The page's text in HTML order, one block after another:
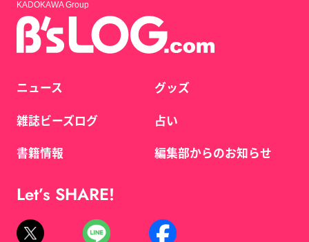
KADOKAWA Group
ニュース
雑誌ビーズログ
書籍情報
グッズ
占い
編集部からのお知らせ
Let’s SHARE!